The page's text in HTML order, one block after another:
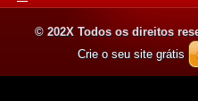
© 202X Todos os direitos
Crie o seu site grátis